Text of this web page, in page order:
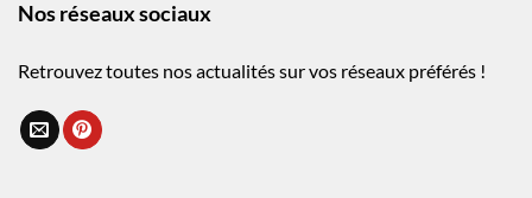
Nos réseaux sociaux
Retrouvez toutes nos actualités sur vos réseaux préférés !